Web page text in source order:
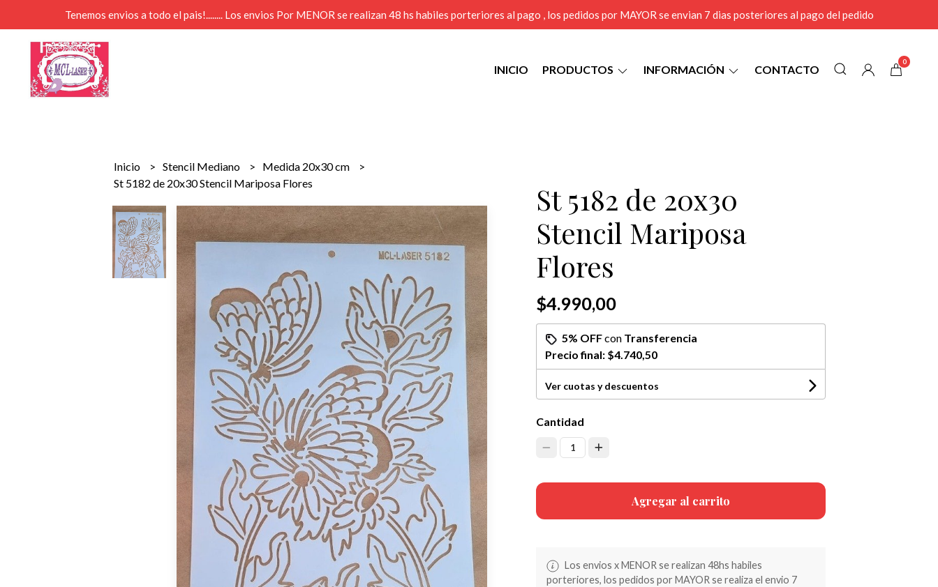
Tenemos envios a todo el pais!........ Los envios Por MENOR se realizan 48 hs habiles porteriores al pago , los pedidos por MAYOR se envian 7 dias posteriores al pago del pedido
INICIO PRODUCTOS INFORMACIÓN CONTACTO
0
Inicio Stencil Mediano
Medida 20x30 cm
St 5182 de 20x30 Stencil Mariposa Flores
St 5182 de 20x30
Stencil Mariposa
Flores
$4.990,00
5% OFFcon Transferencia
Precio final: $4.740,50
Ver cuotas y descuentos
Cantidad
1
Agregar al carrito
Los envios x MENOR se realizan 48hs habiles
porteriores, los pedidos por MAYOR se realiza el envio 7